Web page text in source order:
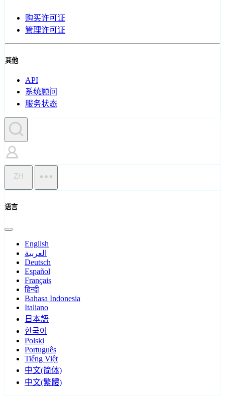
购买许可证
管理许可证
其他
API
系统顾问
服务状态
ZH
语言
English
العربية
Deutsch
Español
Français
हिन्दी
Bahasa Indonesia
Italiano
日本語
한국어
Polski
Português
Tiếng Việt
中文(简体)
中文(繁體)